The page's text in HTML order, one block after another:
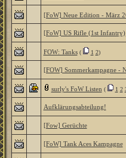
[FoW] Neue Edition - März
[FoW] US Rifle (1st Infantry)
FOW: Tanks( 1 2)
[FOW] Sommerkampagne -
surly's FoW Listen ( 1 2
Aufklärungsabteilung!
[Fow] Gerüchte
[FoW] Tank Aces Kampagne